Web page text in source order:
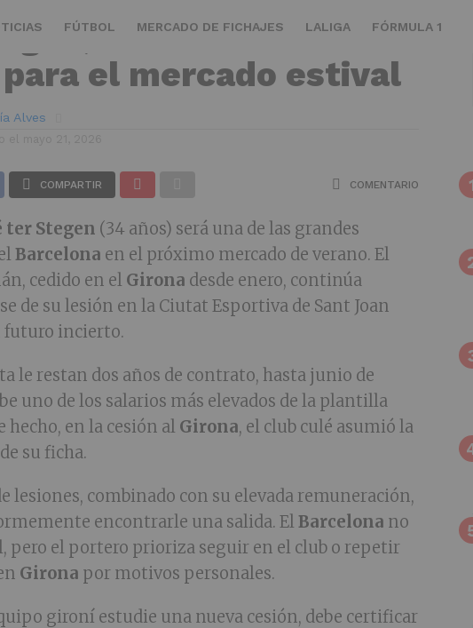
FÚTBOL MERCADO DE FICHAJES LALIGA FÓRMULA 1
el dilema del
el mercado estival
Alves
COMPARTIR COMENTARIO
ter Stegen (34 años) será una de las grandes
Barcelona en el próximo mercado de verano. El
cedido en el Girona desde enero, continúa
de su lesión en la Ciutat Esportiva de Sant Joan
futuro incierto.
le restan dos años de contrato, hasta junio de
uno de los salarios más elevados de la plantilla
hecho, en la cesión al Girona, el club culé asumió la
su ficha.
lesiones, combinado con su elevada remuneración,
encontrarle una salida. ElBarcelona no
pero el portero prioriza seguir en el club o repetir
Girona por motivos personales.
gironí estudie una nueva cesión, debe certificar